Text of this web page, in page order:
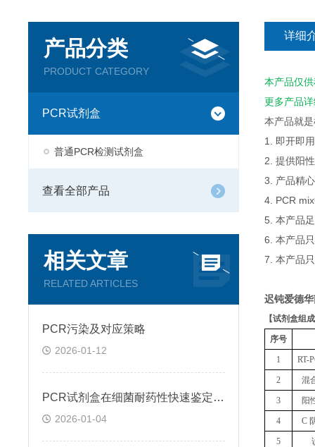
产品分类
PRODUCT CATEGORY
PCR试剂盒
普通PCR检测试剂盒
查看全部产品
相关文章
RELATED ARTICLES
PCR污染及对应策略
2026-01-12
PCR试剂盒在细菌耐药性快速鉴定中的关键作用
2026-01-04
详细
本产品仅
更多产品
本产品就
1. 即开即
2. 提供阳
3. 产品精
4. PCR
5. 本产品
6. 本产品
7. 本产品
迟钝爱德
【试剂盒组成
序号
1 RT-
2 混
3 阳
4 C
5